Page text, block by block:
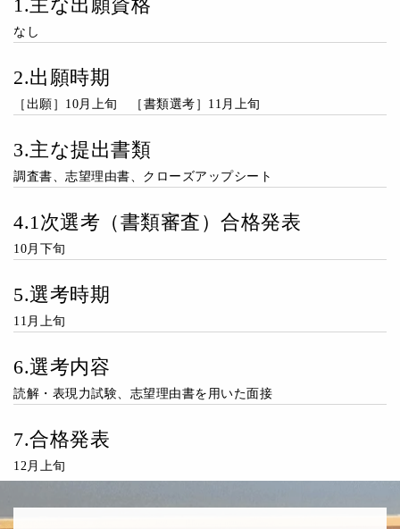
1.主な出願資格
なし
2.出願時期
［出願］10月上旬 ［書類選考］11月上旬
3.主な提出書類
調査書、志望理由書、クローズアップシート
4.1次選考（書類審査）合格発表
10月下旬
5.選考時期
11月上旬
6.選考内容
読解・表現力試験、志望理由書を用いた面接
7.合格発表
12月上旬